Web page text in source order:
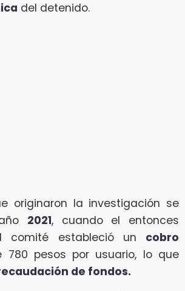
del detenido.
originaron la investigación se
2021, cuando el entonces
comité estableció un cobro
780 pesos por usuario, lo que
de fondos.